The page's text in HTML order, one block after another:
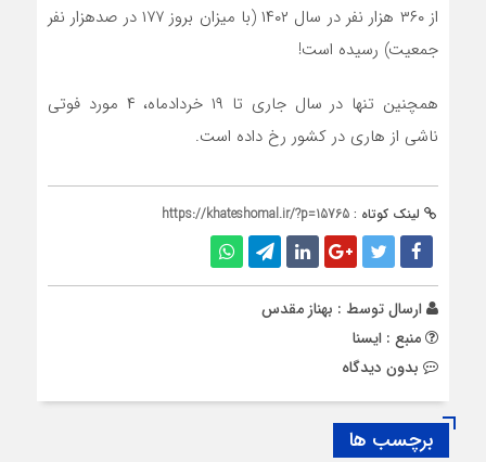
از ۳۶۰ هزار نفر در سال ۱۴۰۲ (با میزان بروز ۱۷۷ در صدهزار نفر
جمعیت) رسیده است!
همچنین تنها در سال جاری تا ۱۹ خردادماه، ۴ مورد فوتی
ناشی از هاری در کشور رخ داده است.
لینک کوتاه : https://khateshomal.ir/?p=15765
ارسال توسط : بهناز مقدس
منبع : ایسنا
بدون دیدگاه
برچسب ها